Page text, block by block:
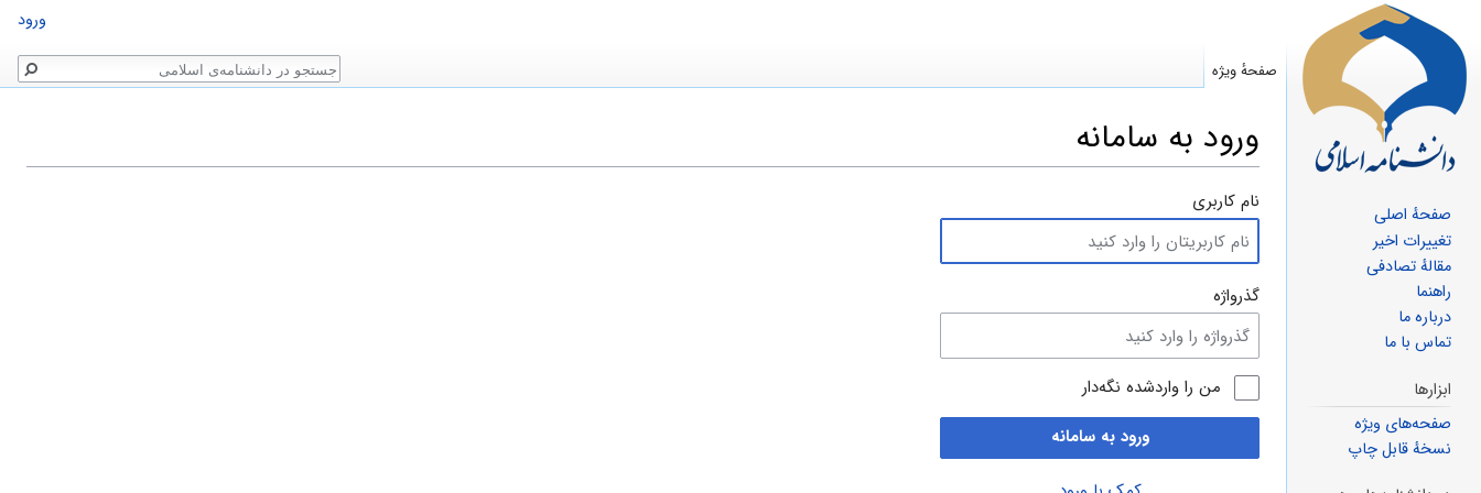
ورود به سامانه
پرش
ناوبری
پرش
جستجو
نام کاربری
گذرواژه
من را واردشده نگه‌دار
ورود به سامانه
ورود
صفحهٔ ویژه جستجو
صفحهٔ اصلی
تغییرات اخیر
مقالهٔ تصادفی
راهنما
درباره ما
تماس با ما
ابزارها
صفحه‌های ویژه
نسخهٔ قابل چاپ